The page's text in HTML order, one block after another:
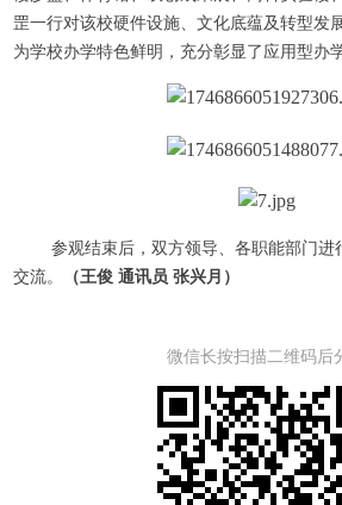
罡一行对该校硬件设施、文化底蕴及转型发
为学校办学特色鲜明，充分彰显了应用型办
参观结束后，双方领导、各职能部门进
交流。
（王俊 通讯员 张兴月）
微信长按扫描二维码后